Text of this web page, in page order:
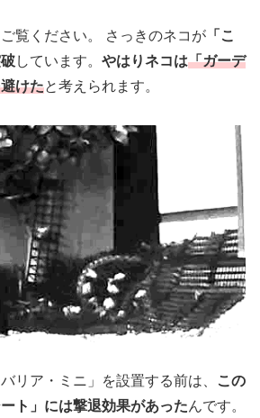
覧ください。 さっきのネコが 「こ
しています。 やはりネコは「ガーデ
けたと考えられます。
リア・ミニ」を設置する前は、
この
ト」には撃退効果があったんです。